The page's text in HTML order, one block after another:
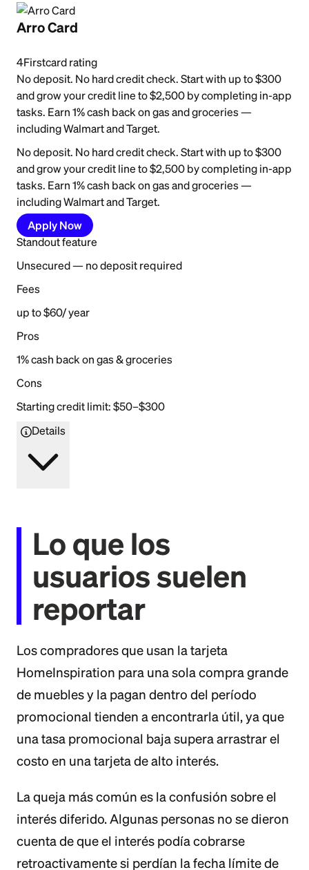
Arro Card
4Firstcard rating
No deposit. No hard credit check. Start with up to $300
and grow your credit line to $2,500 by completing in-app
tasks. Earn 1% cash back on gas and groceries —
including Walmart and Target.
No deposit. No hard credit check. Start with up to $300
and grow your credit line to $2,500 by completing in-app
tasks. Earn 1% cash back on gas and groceries —
including Walmart and Target.
Apply Now
Standout feature
Unsecured — no deposit required
Fees
up to $60/ year
Pros
1% cash back on gas & groceries
Cons
Starting credit limit: $50–$300
Details
Lo que los
usuarios suelen
reportar
Los compradores que usan la tarjeta
HomeInspiration para una sola compra grande
de muebles y la pagan dentro del período
promocional tienden a encontrarla útil, ya que
una tasa promocional baja supera arrastrar el
costo en una tarjeta de alto interés.
La queja más común es la confusión sobre el
interés diferido. Algunas personas no se dieron
cuenta de que el interés podía cobrarse
retroactivamente si perdían la fecha límite de